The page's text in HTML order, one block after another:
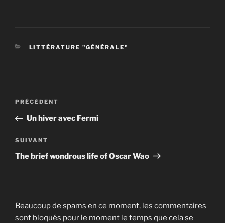
CATÉGORIES
LITTÉRATURE "GÉNÉRALE"
Navigation
l’article
Article
précédent
PRÉCÉDENT
Un hiver avec Fermi
Article
suivant
SUIVANT
The brief wondrous life of Oscar Wao
Beaucoup de spams en ce moment, les commentaires
sont bloqués pour le moment le temps que cela se